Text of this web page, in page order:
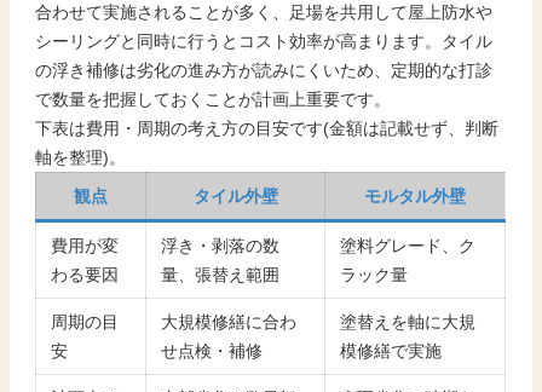
合わせて実施されることが多く、足場を共用して屋上防水や
シーリングと同時に行うとコスト効率が高まります。タイル
の浮き補修は劣化の進み方が読みにくいため、定期的な打診
で数量を把握しておくことが計画上重要です。
下表は費用・周期の考え方の目安です(金額は記載せず、判断
軸を整理)。
観点
タイル外壁 モルタル外壁
費用が変
わる要因
浮き・剥落の数
量、張替え範囲
塗料グレード、ク
ラック量
周期の目
安
大規模修繕に合わ
せ点検・補修
塗替えを軸に大規
模修繕で実施